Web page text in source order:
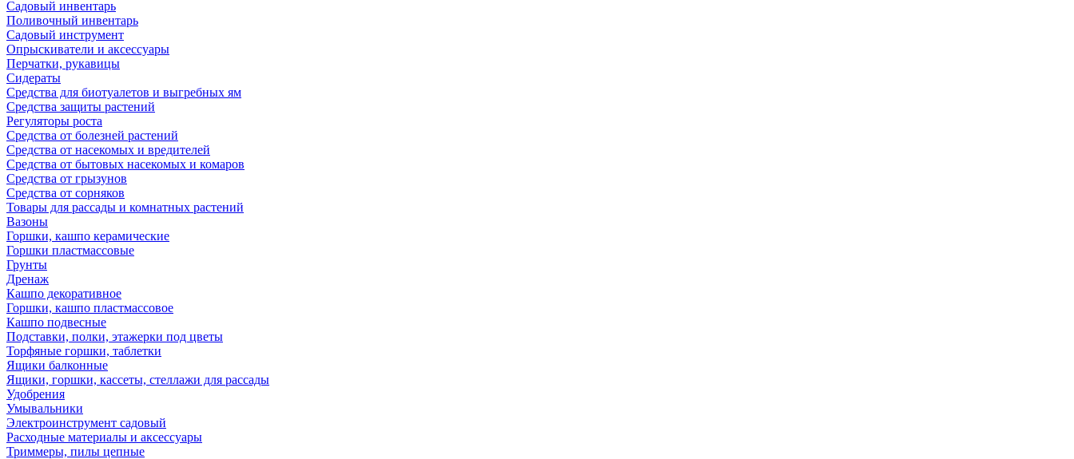
Садовый инвентарь
Поливочный инвентарь
Садовый инструмент
Опрыскиватели и аксессуары
Перчатки, рукавицы
Сидераты
Средства для биотуалетов и выгребных ям
Средства защиты растений
Регуляторы роста
Средства от болезней растений
Средства от насекомых и вредителей
Средства от бытовых насекомых и комаров
Средства от грызунов
Средства от сорняков
Товары для рассады и комнатных растений
Вазоны
Горшки, кашпо керамические
Горшки пластмассовые
Грунты
Дренаж
Кашпо декоративное
Горшки, кашпо пластмассовое
Кашпо подвесные
Подставки, полки, этажерки под цветы
Торфяные горшки, таблетки
Ящики балконные
Ящики, горшки, кассеты, стеллажи для рассады
Удобрения
Умывальники
Электроинструмент садовый
Расходные материалы и аксессуары
Триммеры, пилы цепные